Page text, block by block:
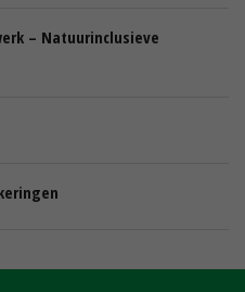
– Natuurinclusieve